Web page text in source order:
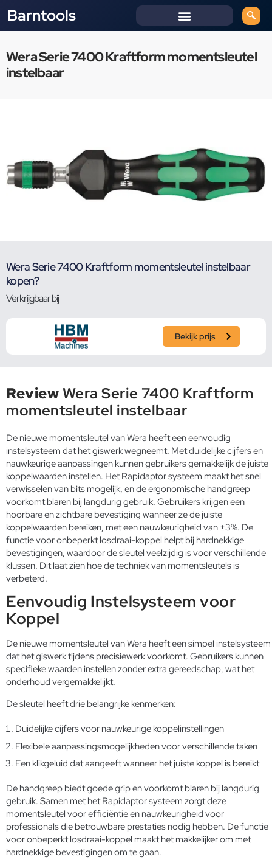
Barntools
Wera Serie 7400 Kraftform momentsleutel
instelbaar
Wera Serie 7400 Kraftform momentsleutel instelbaar
kopen?
Verkrijgbaar bij
Bekijk prijs
ReviewWera Serie 7400 Kraftform
momentsleutel instelbaar
De nieuwe momentsleutel van Wera heeft een eenvoudig
instelsysteem dat het giswerk wegneemt. Met duidelijke cijfers en
nauwkeurige aanpassingen kunnen gebruikers gemakkelijk de juiste
koppelwaarden instellen. Het Rapidaptor systeem maakt het snel
verwisselen van bits mogelijk, en de ergonomische handgreep
voorkomt blaren bij langdurig gebruik. Gebruikers krijgen een
hoorbare en zichtbare bevestiging wanneer ze de juiste
koppelwaarden bereiken, met een nauwkeurigheid van ±3%. De
functie voor onbeperkt losdraai-koppel helpt bij hardnekkige
bevestigingen, waardoor de sleutel veelzijdig is voor verschillende
klussen. Dit laat zien hoe de techniek van momentsleutels is
verbeterd.
Eenvoudig Instelsysteem voor
Koppel
De nieuwe momentsleutel van Wera heeft een simpel instelsysteem
dat het giswerk tijdens precisiewerk voorkomt. Gebruikers kunnen
specifieke waarden instellen zonder extra gereedschap, wat het
onderhoud vergemakkelijkt.
De sleutel heeft drie belangrijke kenmerken:
Duidelijke cijfers voor nauwkeurige koppelinstellingen
Flexibele aanpassingsmogelijkheden voor verschillende taken
Een klikgeluid dat aangeeft wanneer het juiste koppel is bereikt
De handgreep biedt goede grip en voorkomt blaren bij langdurig
gebruik. Samen met het Rapidaptor systeem zorgt deze
momentsleutel voor efficiëntie en nauwkeurigheid voor
professionals die betrouwbare prestaties nodig hebben. De functie
voor onbeperkt losdraai-koppel maakt het makkelijker om met
hardnekkige bevestigingen om te gaan.